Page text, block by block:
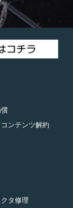
ンテンツ解約
タ修理